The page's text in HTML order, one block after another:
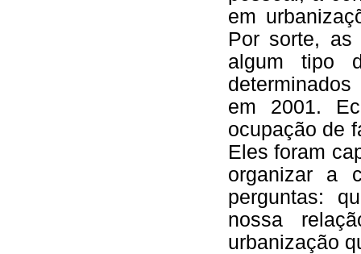
em
Por sorte, as
algum tipo
em 2001.
ocupação de
Eles foram
organizar a
perguntas:
nossa
urbanização